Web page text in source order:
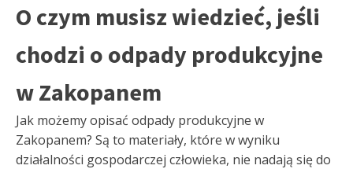
O czym musisz wiedzieć, jeśli
chodzi o odpady produkcyjne
w Zakopanem
Jak możemy opisać odpady produkcyjne w
Zakopanem? Są to materiały, które w wyniku
działalności gospodarczej człowieka, nie nadają się do